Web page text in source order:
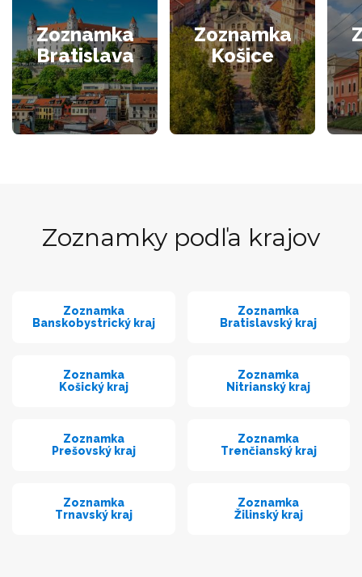
Zoznamka
Bratislava
Zoznamka
Košice
Zoznamky podľa krajov
Zoznamka
Banskobystrický kraj
Zoznamka
Bratislavský kraj
Zoznamka
Košický kraj
Zoznamka
Nitrianský kraj
Zoznamka
Prešovský kraj
Zoznamka
Trenčianský kraj
Zoznamka
Trnavský kraj
Zoznamka
Žilinský kraj